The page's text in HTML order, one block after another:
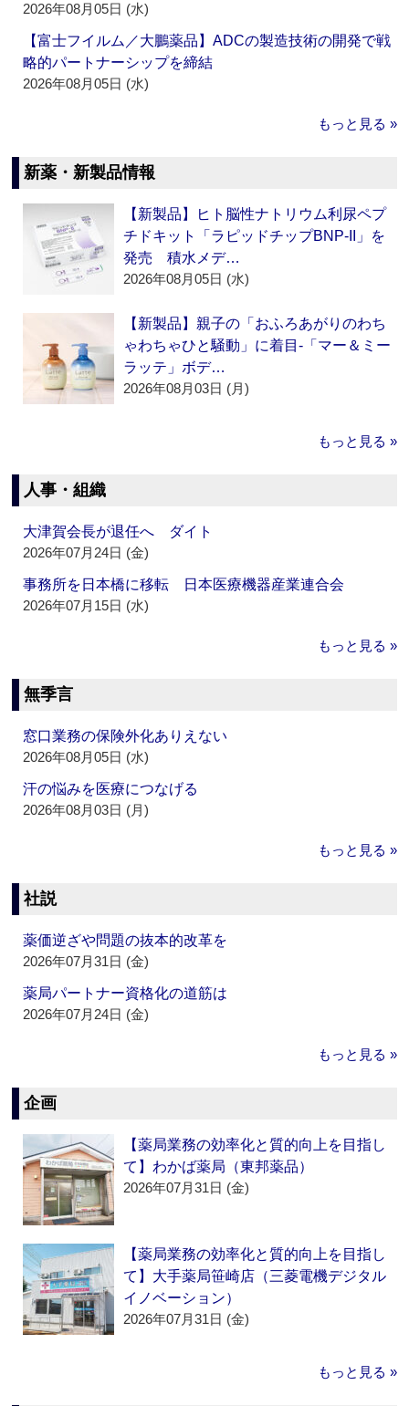
2026年08月05日 (水)
【富士フイルム／大鵬薬品】ADCの製造技術の開発で戦
略的パートナーシップを締結
2026年08月05日 (水)
もっと見る »
新薬・新製品情報
【新製品】ヒト脳性ナトリウム利尿ペプ
チドキット「ラピッドチップBNP-II」を
発売 積水メデ…
2026年08月05日 (水)
【新製品】親子の「おふろあがりのわち
ゃわちゃひと騒動」に着目‐「マー＆ミー
ラッテ」ボデ…
2026年08月03日 (月)
もっと見る »
人事・組織
大津賀会長が退任へ ダイト
2026年07月24日 (金)
事務所を日本橋に移転 日本医療機器産業連合会
2026年07月15日 (水)
もっと見る »
無季言
窓口業務の保険外化ありえない
2026年08月05日 (水)
汗の悩みを医療につなげる
2026年08月03日 (月)
もっと見る »
社説
薬価逆ざや問題の抜本的改革を
2026年07月31日 (金)
薬局パートナー資格化の道筋は
2026年07月24日 (金)
もっと見る »
企画
【薬局業務の効率化と質的向上を目指し
て】わかば薬局（東邦薬品）
2026年07月31日 (金)
【薬局業務の効率化と質的向上を目指し
て】大手薬局笹崎店（三菱電機デジタル
イノベーション）
2026年07月31日 (金)
もっと見る »